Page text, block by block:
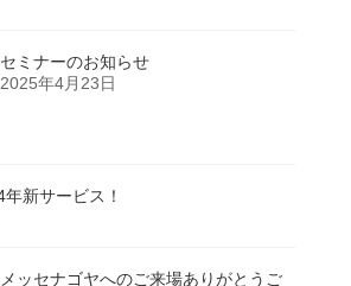
セミナーのお知らせ
2025年4月23日
新サービス！
メッセナゴヤへのご来場ありがとうご